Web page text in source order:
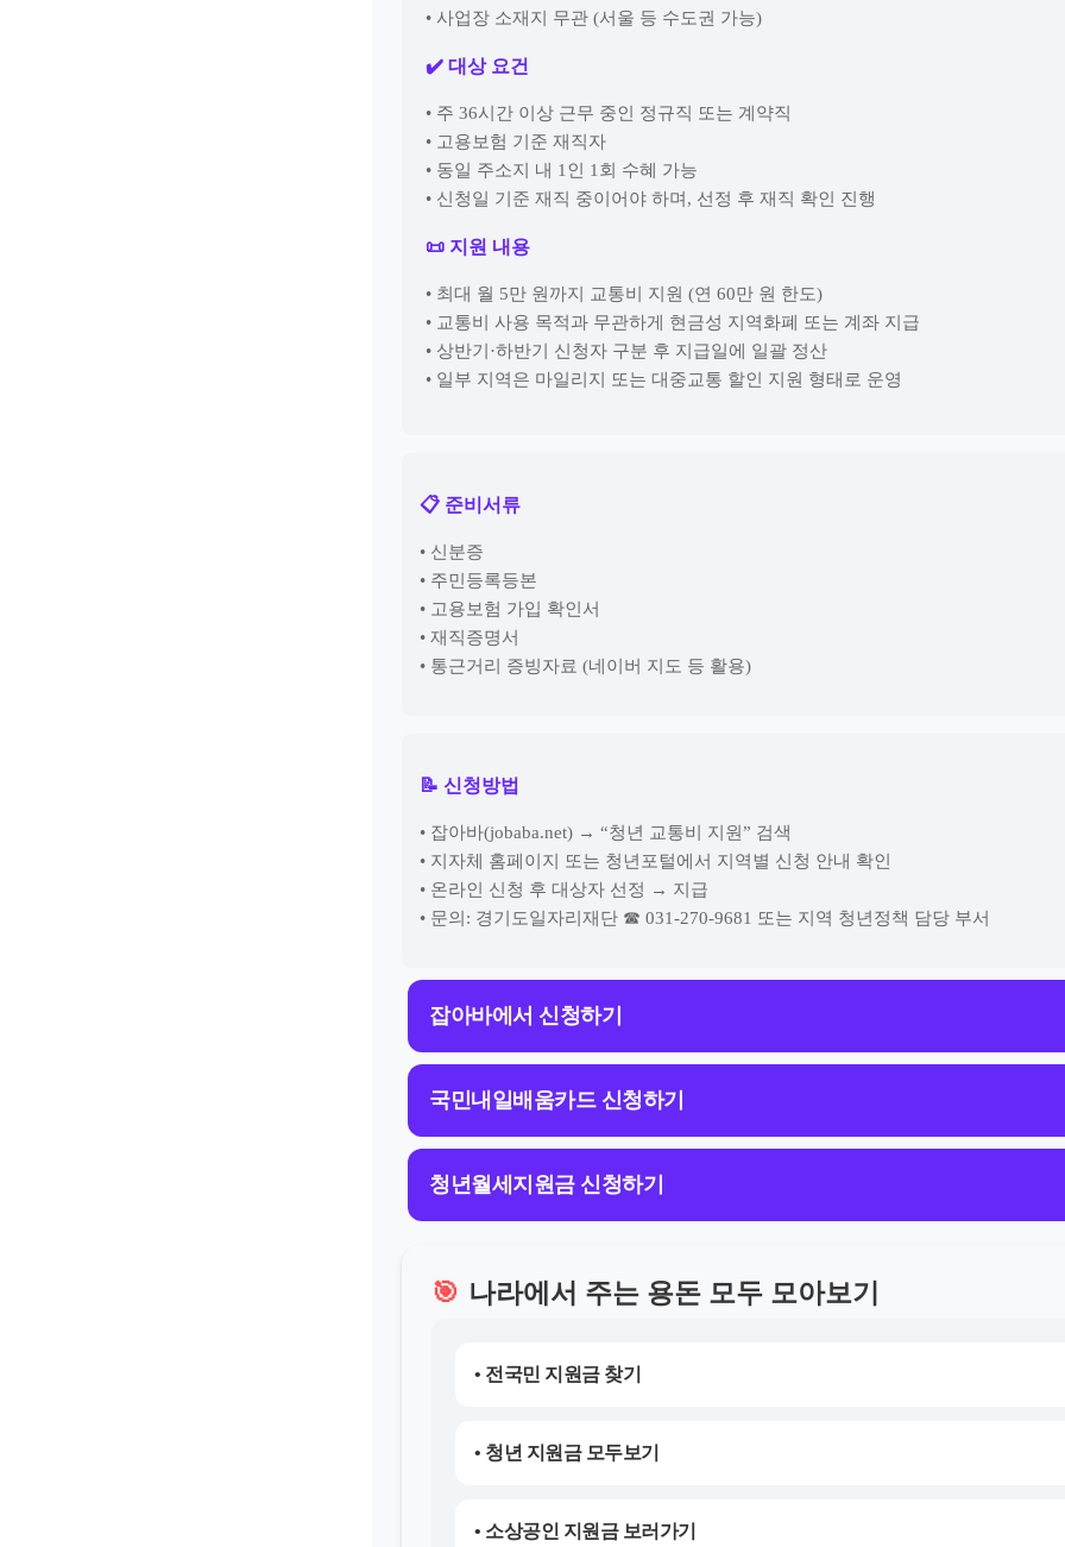
• 사업장 소재지 무관 (서울 등 수도권 가능)
✔️ 대상 요건
• 주 36시간 이상 근무 중인 정규직 또는 계약직
• 고용보험 기준 재직자
• 동일 주소지 내 1인 1회 수혜 가능
• 신청일 기준 재직 중이어야 하며, 선정 후 재직 확인 진행
📜 지원 내용
• 최대 월 5만 원까지 교통비 지원 (연 60만 원 한도)
• 교통비 사용 목적과 무관하게 현금성 지역화폐 또는 계좌 지급
• 상반기·하반기 신청자 구분 후 지급일에 일괄 정산
• 일부 지역은 마일리지 또는 대중교통 할인 지원 형태로 운영
📋 준비서류
• 신분증
• 주민등록등본
• 고용보험 가입 확인서
• 재직증명서
• 통근거리 증빙자료 (네이버 지도 등 활용)
📝 신청방법
• 잡아바(jobaba.net) → “청년 교통비 지원” 검색
• 지자체 홈페이지 또는 청년포털에서 지역별 신청 안내 확인
• 온라인 신청 후 대상자 선정 → 지급
• 문의: 경기도일자리재단 ☎ 031-270-9681 또는 지역 청년정책 담당 부서
잡아바에서 신청하기
국민내일배움카드 신청하기
청년월세지원금 신청하기
🎯 나라에서 주는 용돈 모두 모아보기
• 전국민 지원금 찾기
• 청년 지원금 모두보기
• 소상공인 지원금 보러가기